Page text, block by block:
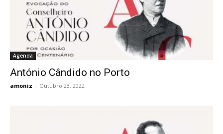
Agenda
António Cândido no Porto
amoniz - Outubro 23, 2022